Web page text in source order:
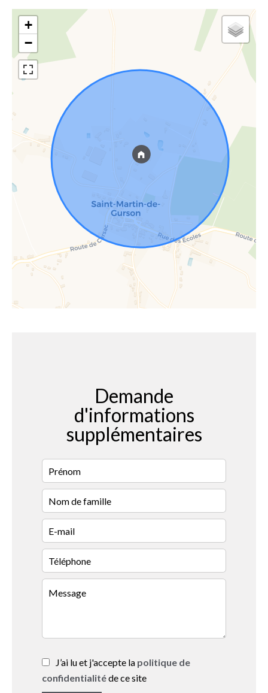
+
−
Demande
d'informations
supplémentaires
J’ai lu et j'accepte la politique de
confidentialitéde ce site